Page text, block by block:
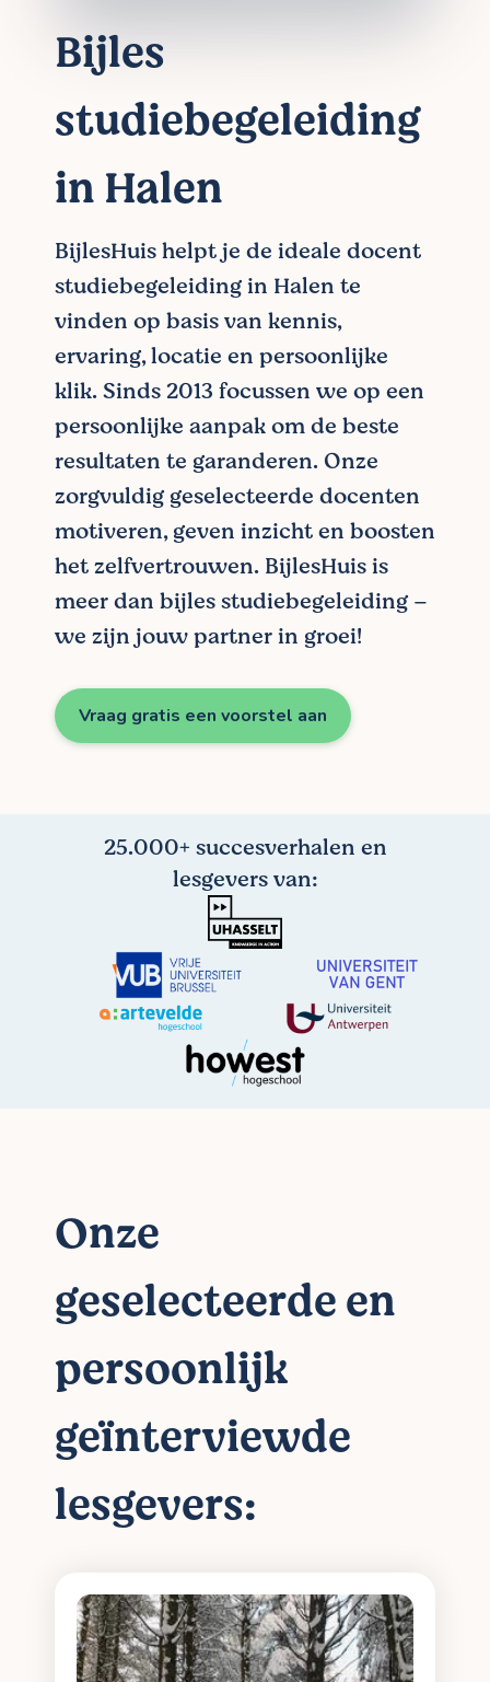
Bijles
studiebegeleiding
in Halen
BijlesHuis helpt je de ideale docent
studiebegeleiding in Halen te
vinden op basis van kennis,
ervaring, locatie en persoonlijke
klik. Sinds 2013 focussen we op een
persoonlijke aanpak om de beste
resultaten te garanderen. Onze
zorgvuldig geselecteerde docenten
motiveren, geven inzicht en boosten
het zelfvertrouwen. BijlesHuis is
meer dan bijles studiebegeleiding –
we zijn jouw partner in groei!
Vraag gratis een voorstel aan
25.000+ succesverhalen en
lesgevers van:
Onze
geselecteerde en
persoonlijk
geïnterviewde
lesgevers: